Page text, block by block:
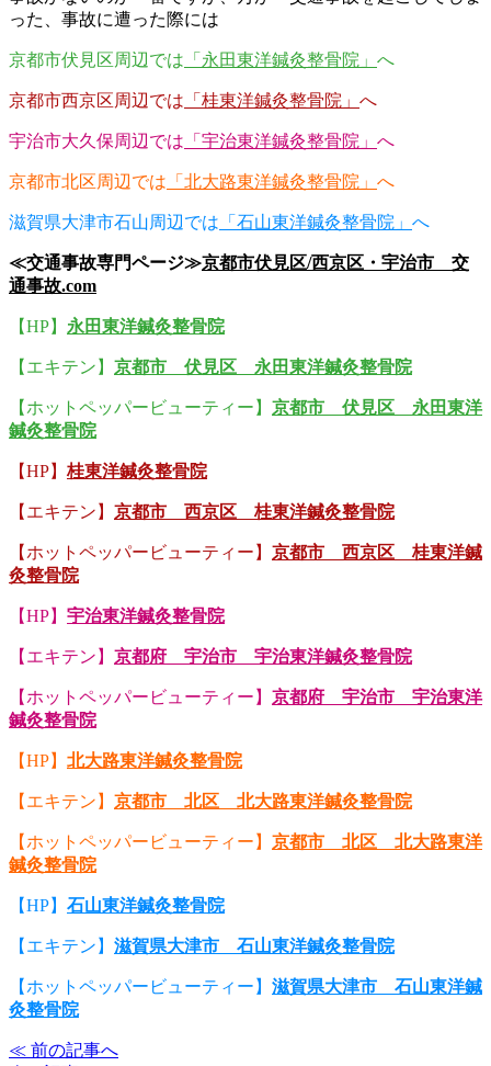
った、事故に遭った際には
京都市伏見区周辺では 「永田東洋鍼灸整骨院」 へ
京都市西京区周辺では 「桂東洋鍼灸整骨院」 へ
宇治市大久保周辺では 「宇治東洋鍼灸整骨院」 へ
京都市北区周辺では 「北大路東洋鍼灸整骨院」 へ
滋賀県大津市石山周辺では 「石山東洋鍼灸整骨院」 へ
≪交通事故専門ページ≫京都市伏見区/西京区・宇治市 交
通事故.com
【HP】 永田東洋鍼灸整骨院
【エキテン】 京都市 伏見区 永田東洋鍼灸整骨院
【ホットペッパービューティー】 京都市 伏見区 永田東洋
鍼灸整骨院
【HP】 桂東洋鍼灸整骨院
【エキテン】 京都市 西京区 桂東洋鍼灸整骨院
【ホットペッパービューティー】 京都市 西京区 桂東洋鍼
灸整骨院
【HP】 宇治東洋鍼灸整骨院
【エキテン】 京都府 宇治市 宇治東洋鍼灸整骨院
【ホットペッパービューティー】 京都府 宇治市 宇治東洋
鍼灸整骨院
【HP】 北大路東洋鍼灸整骨院
【エキテン】 京都市 北区 北大路東洋鍼灸整骨院
【ホットペッパービューティー】 京都市 北区 北大路東洋
鍼灸整骨院
【HP】 石山東洋鍼灸整骨院
【エキテン】 滋賀県大津市 石山東洋鍼灸整骨院
【ホットペッパービューティー】 滋賀県大津市 石山東洋鍼
灸整骨院
≪ 前の記事へ